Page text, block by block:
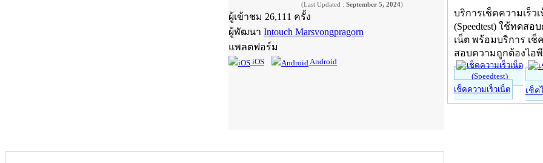
(Last Updated : September 5, 2024)
ผู้เข้าชม 26,111 ครั้ง
ผู้พัฒนา Intouch Marsvongpragorn
แพลตฟอร์ม
iOS Android
บริการเช็คความเร็ว
(Speedtest) ใช้ทดสอ
เน็ต พร้อมบริการ เช็
สอบความถูกต้องไอ
เช็คความเร็วเน็ต เช็ค